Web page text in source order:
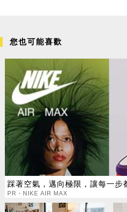
您也可能喜歡
踩著空氣，邁向極限，讓每一步
PR・NIKE AIR MAX